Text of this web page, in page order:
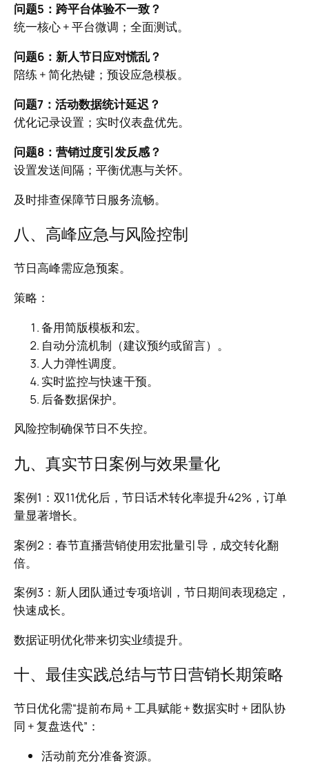
问题5：跨平台体验不一致？
统一核心 + 平台微调；全面测试。
问题6：新人节日应对慌乱？
陪练 + 简化热键；预设应急模板。
问题7：活动数据统计延迟？
优化记录设置；实时仪表盘优先。
问题8：营销过度引发反感？
设置发送间隔；平衡优惠与关怀。
及时排查保障节日服务流畅。
八、高峰应急与风险控制
节日高峰需应急预案。
策略：
备用简版模板和宏。
自动分流机制（建议预约或留言）。
人力弹性调度。
实时监控与快速干预。
后备数据保护。
风险控制确保节日不失控。
九、真实节日案例与效果量化
案例1：双11优化后，节日话术转化率提升42%，订单
量显著增长。
案例2：春节直播营销使用宏批量引导，成交转化翻
倍。
案例3：新人团队通过专项培训，节日期间表现稳定，
快速成长。
数据证明优化带来切实业绩提升。
十、最佳实践总结与节日营销长期策略
节日优化需“提前布局 + 工具赋能 + 数据实时 + 团队协
同 + 复盘迭代”：
活动前充分准备资源。